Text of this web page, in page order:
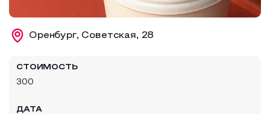
Образовательный туризм
Аттестованные экскурсоводы
Все маршруты
Оренбург, Советская, 28
СТОИМОСТЬ
300
ДАТА